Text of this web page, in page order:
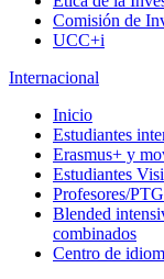
Comisión de
UCC+i
Internacional
Inicio
Estudiantes
Erasmus+ y
Estudiantes
Profesores/
Blended
combinados
Centro de